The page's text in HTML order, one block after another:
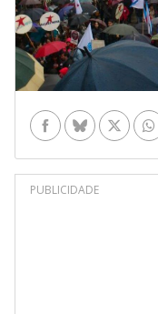
Facebook
Bluesky
PUBLICIDADE